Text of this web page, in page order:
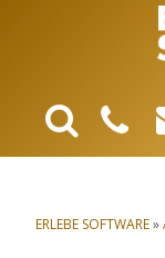
ERLEBE SOFTWARE»